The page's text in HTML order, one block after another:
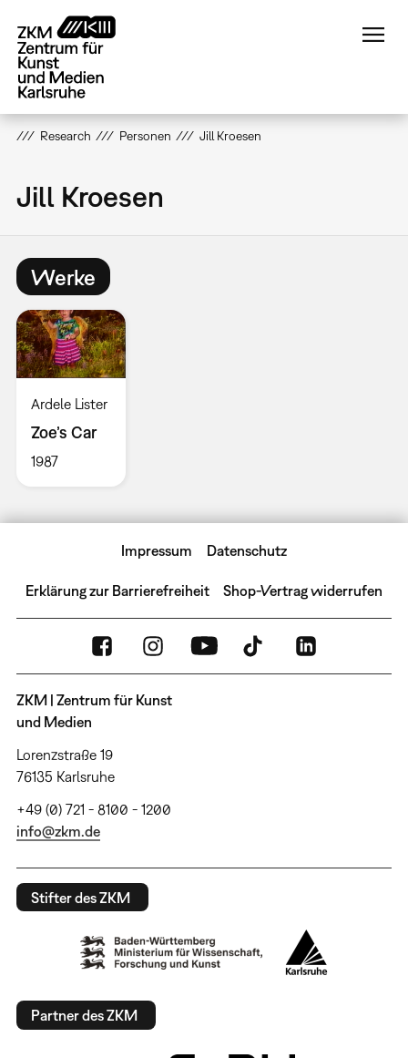
zum
Inhalt
Research Personen Jill Kroesen
Jill Kroesen
Werke
Ardele Lister
Zoe’s Car
1987
Impressum Datenschutz
Erklärung zur Barrierefreiheit Shop-Vertrag widerrufen
ZKM | Zentrum für Kunst
und Medien
Lorenzstraße 19
76135 Karlsruhe
+49 (0) 721 - 8100 - 1200
info@zkm.de
Stifter des ZKM
Partner des ZKM